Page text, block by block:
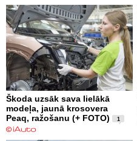
Škoda uzsāk sava lielākā
modeļa, jaunā krosovera
Peaq, ražošanu (+ FOTO)
1